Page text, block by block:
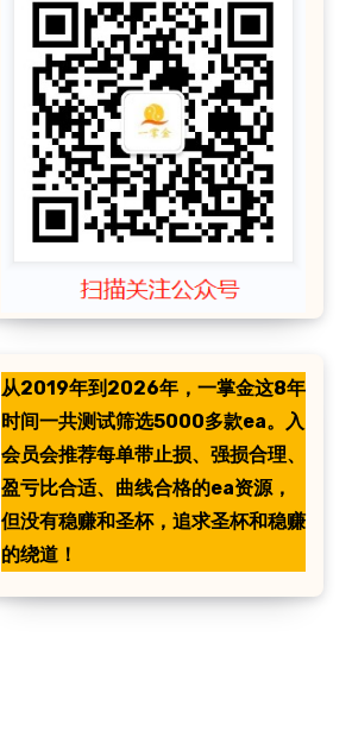
从2019年到2026年，一掌金这8年
时间一共测试筛选5000多款ea。入
会员会推荐每单带止损、强损合理、
盈亏比合适、曲线合格的ea资源，
但没有稳赚和圣杯，追求圣杯和稳赚
的绕道！